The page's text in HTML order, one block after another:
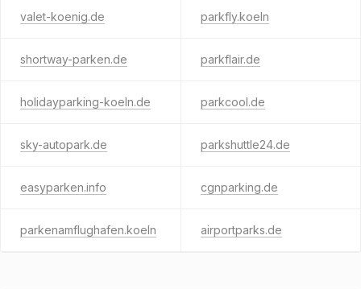
valet-koenig.de parkfly.koeln
shortway-parken.de parkflair.de
holidayparking-koeln.de parkcool.de
sky-autopark.de parkshuttle24.de
easyparken.info cgnparking.de
parkenamflughafen.koeln airportparks.de